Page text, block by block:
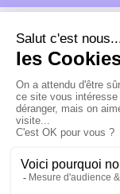
MENU
INFORMATIONS
CONTACTEZ-NOUS
SUIVEZ-NOUS